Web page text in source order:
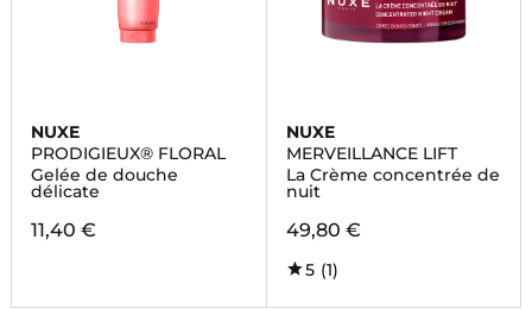
NUXE
PRODIGIEUX® FLORAL
Gelée de douche
délicate
11,40 €
NUXE
MERVEILLANCE LIFT
La Crème concentrée de
nuit
49,80 €
5 (1)